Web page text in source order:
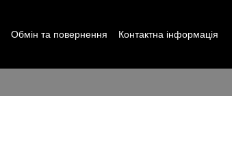
Обмін та повернення Контактна інформація